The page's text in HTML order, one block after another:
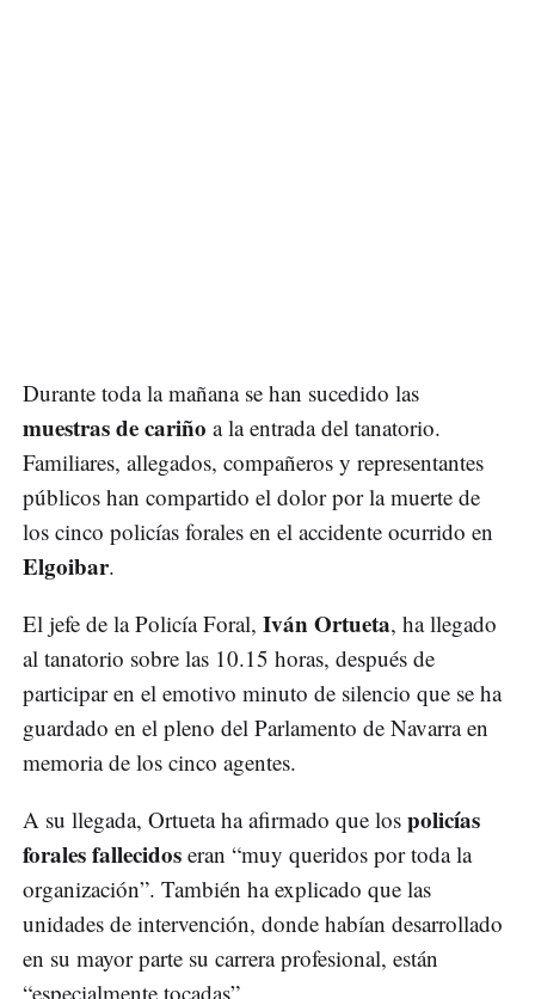
Durante toda la mañana se han sucedido las
muestras de cariño a la entrada del tanatorio.
Familiares, allegados, compañeros y representantes
públicos han compartido el dolor por la muerte de
los cinco policías forales en el accidente ocurrido en
Elgoibar.
El jefe de la Policía Foral, Iván Ortueta, ha llegado
al tanatorio sobre las 10.15 horas, después de
participar en el emotivo minuto de silencio que se ha
guardado en el pleno del Parlamento de Navarra en
memoria de los cinco agentes.
A su llegada, Ortueta ha afirmado que los policías
forales fallecidos eran “muy queridos por toda la
organización”. También ha explicado que las
unidades de intervención, donde habían desarrollado
en su mayor parte su carrera profesional, están
“especialmente tocadas”.